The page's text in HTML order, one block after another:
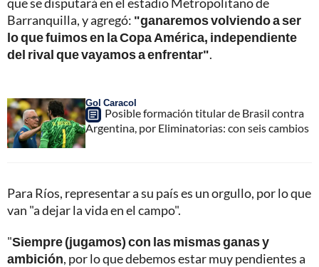
Barranquilla, y agregó: "ganaremos volviendo a ser
lo que fuimos en la Copa América, independiente
del rival que vayamos a enfrentar".
Gol Caracol
Posible formación titular de Brasil contra
Argentina, por Eliminatorias: con seis cambios
Para Ríos, representar a su país es un orgullo, por lo que
van "a dejar la vida en el campo".
"Siempre (jugamos) con las mismas ganas y
ambición, por lo que debemos estar muy pendientes a